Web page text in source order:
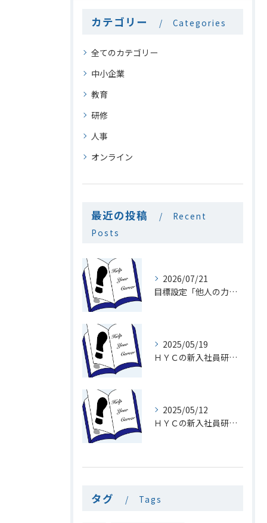
カテゴリー Categories
全てのカテゴリー
中小企業
教育
研修
人事
オンライン
最近の投稿
Recent
Posts
2026/07/21
目標設定「他人の力を利用」
2025/05/19
ＨＹＣの新入社員研修１９「メール」
2025/05/12
ＨＹＣの新入社員研修１8「電話を速くとる意味」
タグ Tags